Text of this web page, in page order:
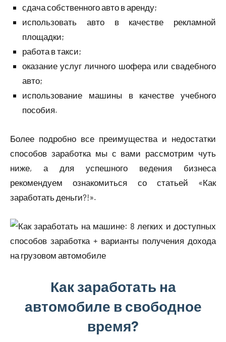
сдача собственного авто в аренду;
использовать авто в качестве рекламной
площадки;
работа в такси;
оказание услуг личного шофера или свадебного
авто;
использование машины в качестве учебного
пособия.
Более подробно все преимущества и недостатки
способов заработка мы с вами рассмотрим чуть
ниже, а для успешного ведения бизнеса
рекомендуем ознакомиться со статьей «Как
заработать деньги?!».
Как заработать на
автомобиле в свободное
время?